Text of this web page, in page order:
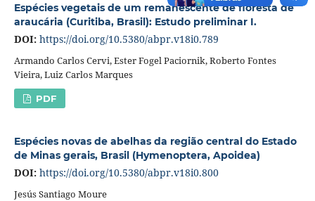
Espécies vegetais de um remanescente de floresta de
araucária (Curitiba, Brasil): Estudo preliminar I.
DOI: https://doi.org/10.5380/abpr.v18i0.789
Armando Carlos Cervi, Ester Fogel Paciornik, Roberto Fontes
Vieira, Luiz Carlos Marques
PDF
Espécies novas de abelhas da região central do Estado
de Minas gerais, Brasil (Hymenoptera, Apoidea)
DOI: https://doi.org/10.5380/abpr.v18i0.800
Jesús Santiago Moure